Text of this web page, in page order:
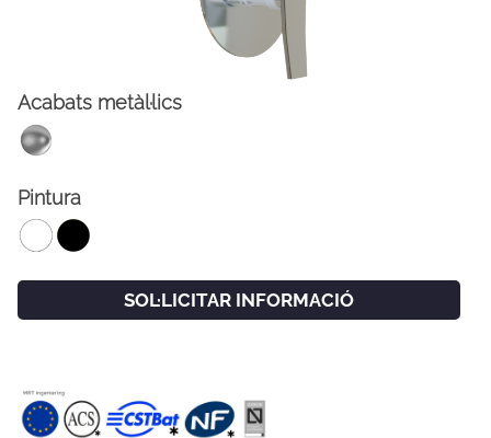
CAT
Acabats metàl·lics
Pintura
SOL·LICITAR INFORMACIÓ